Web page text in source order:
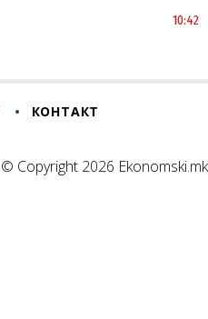
10:42
КОНТАКТ
© Copyright 2026 Ekonomski.mk